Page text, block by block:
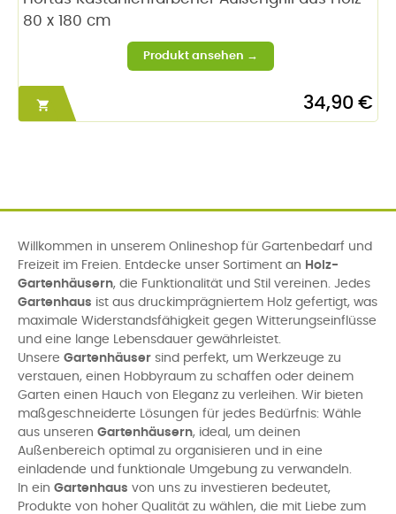
80 x 180 cm
 34,90 €
Willkommen in unserem Onlineshop für Gartenbedarf und
Freizeit im Freien. Entdecke unser Sortiment an Holz-
Gartenhäusern, die Funktionalität und Stil vereinen. Jedes
Gartenhaus ist aus druckimprägniertem Holz gefertigt, was
maximale Widerstandsfähigkeit gegen Witterungseinflüsse
und eine lange Lebensdauer gewährleistet.
Unsere Gartenhäuser sind perfekt, um Werkzeuge zu
verstauen, einen Hobbyraum zu schaffen oder deinem
Garten einen Hauch von Eleganz zu verleihen. Wir bieten
maßgeschneiderte Lösungen für jedes Bedürfnis: Wähle
aus unseren Gartenhäusern, ideal, um deinen
Außenbereich optimal zu organisieren und in eine
einladende und funktionale Umgebung zu verwandeln.
In ein Gartenhaus von uns zu investieren bedeutet,
Produkte von hoher Qualität zu wählen, die mit Liebe zum